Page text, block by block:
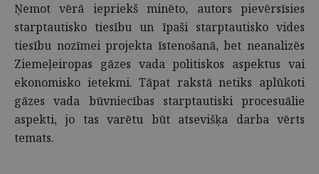
Ņemot vērā iepriekš minēto, autors pievērsīsies
starptautisko tiesību un īpaši starptautisko vides
tiesību nozīmei projekta īstenošanā, bet neanalizēs
Ziemeļeiropas gāzes vada politiskos aspektus vai
ekonomisko ietekmi. Tāpat rakstā netiks aplūkoti
gāzes vada būvniecības starptautiski procesuālie
aspekti, jo tas varētu būt atsevišķa darba vērts
temats.